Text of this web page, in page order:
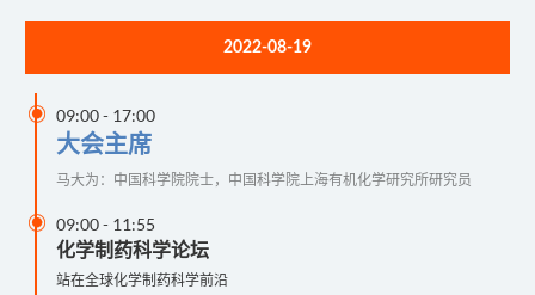
2022-08-19
09:00- 17:00

大会主席
马大为：中国科学院院士，中国科学院上海有机化学研究所研究员
09:00- 11:55

化学制药科学论坛
站在全球化学制药科学前沿